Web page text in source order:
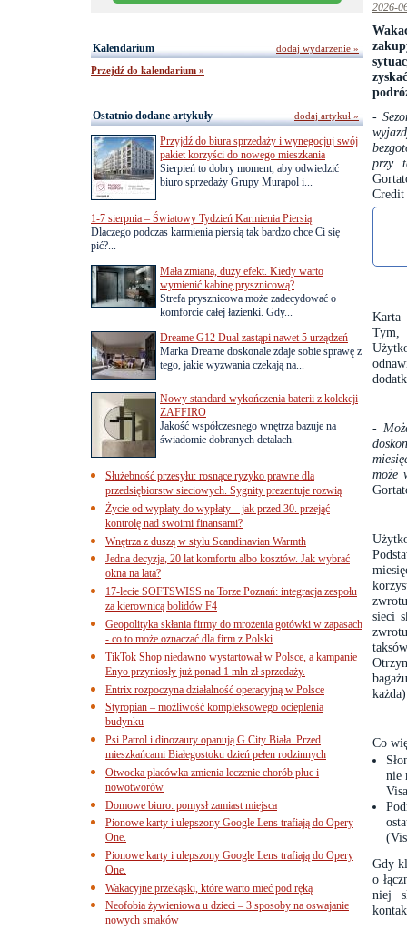
2026-
-
przy
Karta
Tym,
-
może
sieci
każda)
Co
nie
Gdy
o
niej
Kalendarium
Przejdź do kalendarium »
dodaj wydarzenie »
Ostatnio dodane artykuły
Przyjdź do biura sprzedaży i wynegocjuj swój
pakiet korzyści do nowego mieszkania
Sierpień to dobry moment, aby odwiedzić
biuro sprzedaży Grupy Murapol i...
1-7 sierpnia – Światowy Tydzień Karmienia Piersią
Dlaczego podczas karmienia piersią tak bardzo chce Ci się
pić?...
Mała zmiana, duży efekt. Kiedy warto
wymienić kabinę prysznicową?
Strefa prysznicowa może zadecydować o
komforcie całej łazienki. Gdy...
Dreame G12 Dual zastąpi nawet 5 urządzeń
Marka Dreame doskonale zdaje sobie sprawę z
tego, jakie wyzwania czekają na...
Nowy standard wykończenia baterii z kolekcji
ZAFFIRO
Jakość współczesnego wnętrza bazuje na
świadomie dobranych detalach.
Służebność przesyłu: rosnące ryzyko prawne dla
przedsiębiorstw sieciowych. Sygnity prezentuje rozwią
Życie od wypłaty do wypłaty – jak przed 30. przejąć
kontrolę nad swoimi finansami?
Wnętrza z duszą w stylu Scandinavian Warmth
Jedna decyzja, 20 lat komfortu albo kosztów. Jak wybrać
okna na lata?
17-lecie SOFTSWISS na Torze Poznań: integracja zespołu
za kierownicą bolidów F4
Geopolityka skłania firmy do mrożenia gotówki w zapasach
- co to może oznaczać dla firm z Polski
TikTok Shop niedawno wystartował w Polsce, a kampanie
Enyo przyniosły już ponad 1 mln zł sprzedaży.
Entrix rozpoczyna działalność operacyjną w Polsce
Styropian – możliwość kompleksowego ocieplenia
budynku
Psi Patrol i dinozaury opanują G City Biała. Przed
mieszkańcami Białegostoku dzień pełen rodzinnych
Otwocka placówka zmienia leczenie chorób płuc i
nowotworów
Domowe biuro: pomysł zamiast miejsca
Pionowe karty i ulepszony Google Lens trafiają do Opery
One.
Pionowe karty i ulepszony Google Lens trafiają do Opery
One.
Wakacyjne przekąski, które warto mieć pod ręką
Neofobia żywieniowa u dzieci – 3 sposoby na oswajanie
nowych smaków
dodaj artykuł »